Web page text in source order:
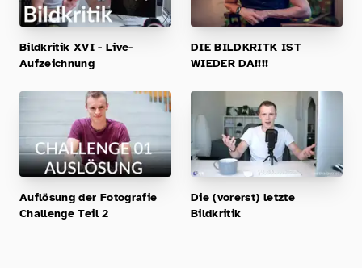
Bildkritik XVI - Live-
Aufzeichnung
DIE BILDKRITK IST
WIEDER DA!!!!
Auflösung der Fotografie
Challenge Teil 2
Die (vorerst) letzte
Bildkritik